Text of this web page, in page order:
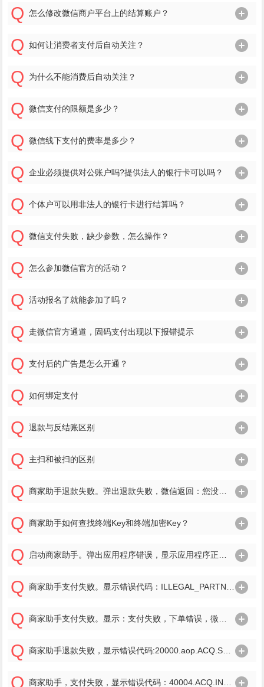
怎么修改微信商户平台上的结算账户？
如何让消费者支付后自动关注？
为什么不能消费后自动关注？
微信支付的限额是多少？
微信线下支付的费率是多少？
企业必须提供对公账户吗?提供法人的银行卡可以吗？
个体户可以用非法人的银行卡进行结算吗？
微信支付失败，缺少参数，怎么操作？
怎么参加微信官方的活动？
活动报名了就能参加了吗？
走微信官方通道，固码支付出现以下报错提示
支付后的广告是怎么开通？
如何绑定支付
退款与反结账区别
主扫和被扫的区别
商家助手如何查找终端Key和终端加密Key？